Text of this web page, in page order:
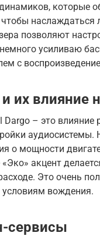
которые
позволяют
усиливаю
с
влияние
Dargo – это
аудиосистемы.
о мощности
акцент
Это очень
вождения.
сервисы